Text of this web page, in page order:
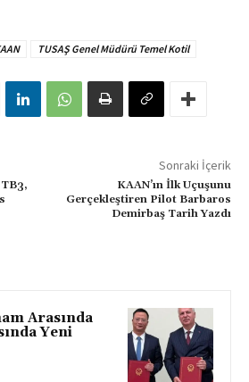
TUSAŞ Genel Müdürü Temel Kotil
Sonraki İçerik
KAAN’ın İlk Uçuşunu
Gerçekleştiren Pilot Barbaros
Demirbaş Tarih Yazdı
Arasında
Yeni